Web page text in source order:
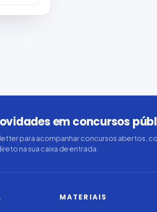
em concursos
para acompanhar concursos abertos,
na sua caixa de entrada.
MATERIAIS